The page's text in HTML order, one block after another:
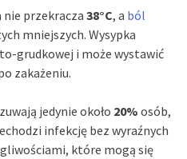
nie przekracza 38°C, a ból
mniejszych. Wysypka
grudkowej i może wystawić
zakażeniu.
jedynie około 20% osób,
infekcję bez wyraźnych
które mogą się